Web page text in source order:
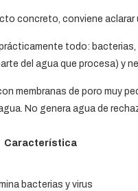
concreto, conviene
todo: bacterias,
del agua que procesa) y
membranas de poro muy
No genera agua de
Característica
bacterias y virus